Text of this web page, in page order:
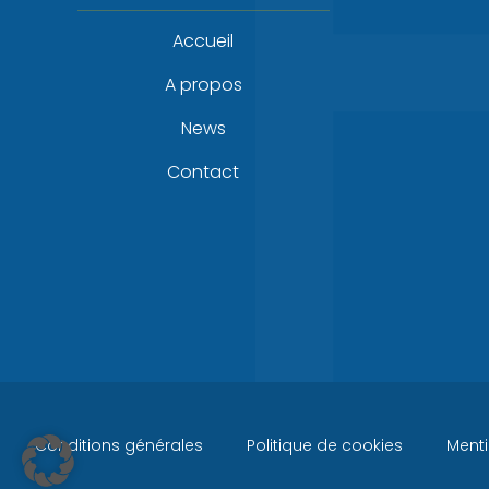
Accueil
A propos
News
Contact
Conditions générales Politique de cookies